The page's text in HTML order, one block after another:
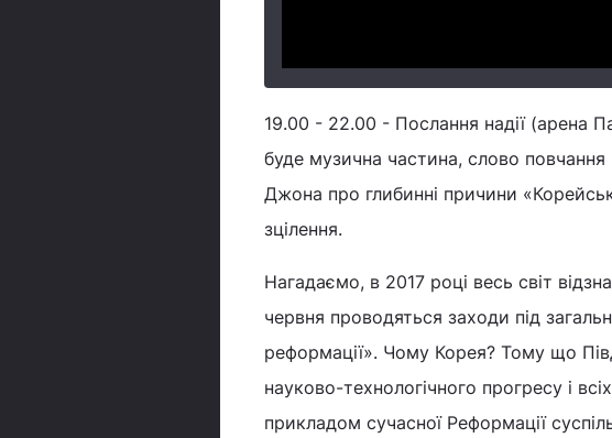
19.00 - 22.00 - Послання надії (арена
буде музична частина, слово повчання
Джона про глибинні причини
зцілення.
Нагадаємо, в 2017 році весь світ
червня проводяться заходи під
реформації». Чому Корея? Тому що
науково-технологічного прогресу і
прикладом сучасної Реформації